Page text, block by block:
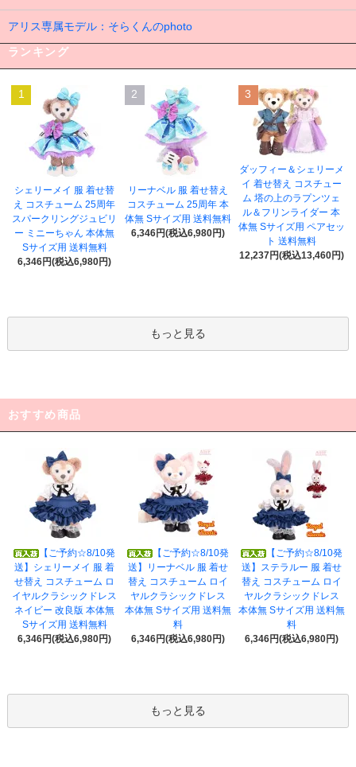
アリス専属モデル：そらくんのphoto
ランキング
1
シェリーメイ 服 着せ替
え コスチューム 25周年
スパークリングジュビリ
ー ミニーちゃん 本体無
Sサイズ用 送料無料
6,346円(税込6,980円)
2
リーナベル 服 着せ替え
コスチューム 25周年 本
体無 Sサイズ用 送料無料
6,346円(税込6,980円)
3
ダッフィー＆シェリーメ
イ 着せ替え コスチュー
ム 塔の上のラプンツェ
ル＆フリンライダー 本
体無 Sサイズ用 ペアセッ
ト 送料無料
12,237円(税込13,460円)
もっと見る
おすすめ商品
【ご予約☆8/10発
送】シェリーメイ 服 着
せ替え コスチューム ロ
イヤルクラシックドレス
ネイビー 改良版 本体無
Sサイズ用 送料無料
6,346円(税込6,980円)
【ご予約☆8/10発
送】リーナベル 服 着せ
替え コスチューム ロイ
ヤルクラシックドレス
本体無 Sサイズ用 送料無
料
6,346円(税込6,980円)
【ご予約☆8/10発
送】ステラルー 服 着せ
替え コスチューム ロイ
ヤルクラシックドレス
本体無 Sサイズ用 送料無
料
6,346円(税込6,980円)
もっと見る